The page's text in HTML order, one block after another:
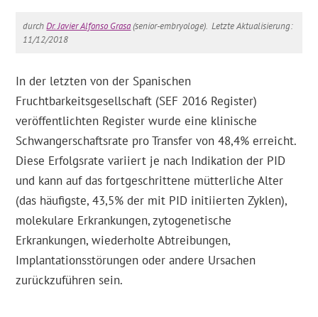
durchDr. Javier Alfonso Grasa(senior-embryologe). Letzte Aktualisierung:
11/12/2018
In der letzten von der Spanischen
Fruchtbarkeitsgesellschaft (SEF 2016 Register)
veröffentlichten Register wurde eine klinische
Schwangerschaftsrate pro Transfer von 48,4% erreicht.
Diese Erfolgsrate variiert je nach Indikation der PID
und kann auf das fortgeschrittene mütterliche Alter
(das häufigste, 43,5% der mit PID initiierten Zyklen),
molekulare Erkrankungen, zytogenetische
Erkrankungen, wiederholte Abtreibungen,
Implantationsstörungen oder andere Ursachen
zurückzuführen sein.